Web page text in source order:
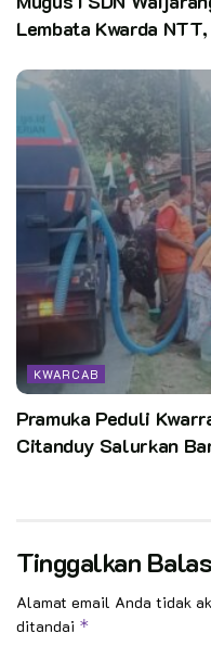
Lembata Kwarda
KWARCAB
Pramuka Peduli
Citanduy Salurkan
Tinggalkan
Alamat email Anda tidak
ditandai *